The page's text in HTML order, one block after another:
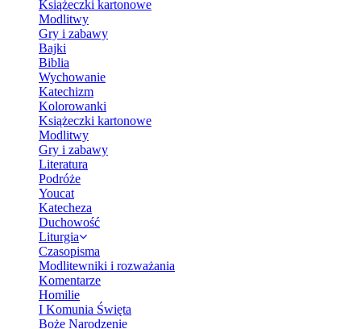
Książeczki kartonowe
Modlitwy
Gry i zabawy
Bajki
Biblia
Wychowanie
Katechizm
Kolorowanki
Książeczki kartonowe
Modlitwy
Gry i zabawy
Literatura
Podróże
Youcat
Katecheza
Duchowość
Liturgia
Czasopisma
Modlitewniki i rozważania
Komentarze
Homilie
I Komunia Święta
Boże Narodzenie